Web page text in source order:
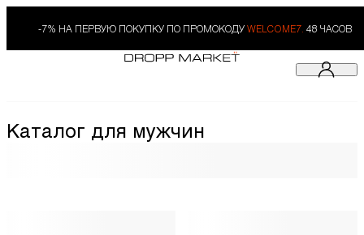
-7% НА ПЕРВУЮ ПОКУПКУ ПО ПРОМОКОДУ WELCOME7. 48 ЧАСОВ
Каталог для мужчин